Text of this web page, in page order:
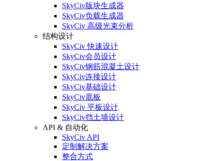
SkyCiv版块生成器
SkyCiv负载生成器
SkyCiv 高级光束分析
结构设计
SkyCiv 快速设计
SkyCiv会员设计
SkyCiv钢筋混凝土设计
SkyCiv连接设计
SkyCiv基础设计
SkyCiv底板
SkyCiv 平板设计
SkyCiv挡土墙设计
API & 自动化
SkyCiv API
定制解决方案
整合方式